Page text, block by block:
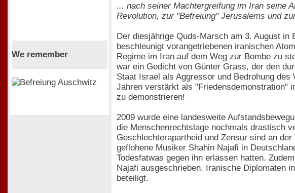
We remember
... nach seiner Machtergreifung im Iran seine
Revolution, zur "Befreiung" Jerusalems und
Der diesjährige Quds-Marsch am 3. August in
beschleunigt vorangetriebenen iranischen
Regime im Iran auf dem Weg zur Bombe zu
war ein Gedicht von Günter Grass, der den
Staat Israel als Aggressor und Bedrohung
Jahren verstärkt als "Friedensdemonstration"
zu demonstrieren!
2009 wurde eine landesweite
die Menschenrechtslage nochmals drastisch
Geschlechterapartheid und Zensur sind an
geflohene Musiker Shahin Najafi in
Todesfatwas gegen ihn erlassen hatten.
Najafi ausgeschrieben. Iranische Diplomaten
beteiligt.